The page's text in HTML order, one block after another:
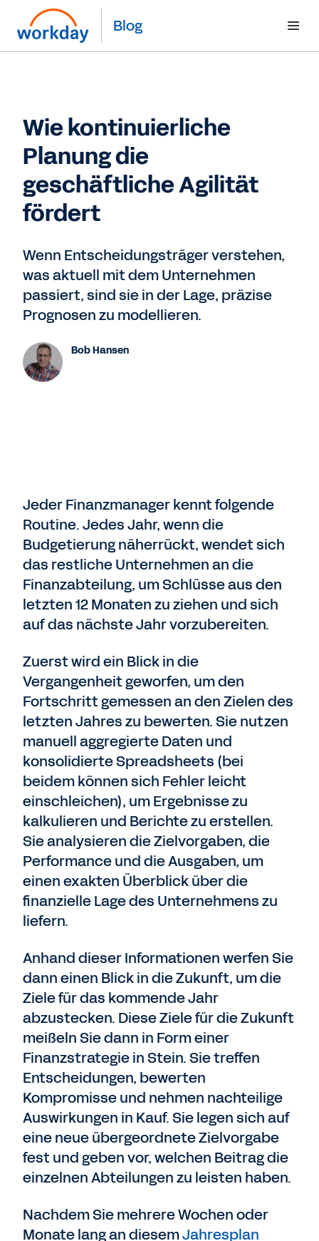
Blog
Wie kontinuierliche
Planung die
geschäftliche Agilität
fördert
Wenn Entscheidungsträger verstehen,
was aktuell mit dem Unternehmen
passiert, sind sie in der Lage, präzise
Prognosen zu modellieren.
Bob Hansen
Jeder Finanzmanager kennt folgende
Routine. Jedes Jahr, wenn die
Budgetierung näherrückt, wendet sich
das restliche Unternehmen an die
Finanzabteilung, um Schlüsse aus den
letzten 12 Monaten zu ziehen und sich
auf das nächste Jahr vorzubereiten.
Zuerst wird ein Blick in die
Vergangenheit geworfen, um den
Fortschritt gemessen an den Zielen des
letzten Jahres zu bewerten. Sie nutzen
manuell aggregierte Daten und
konsolidierte Spreadsheets (bei
beidem können sich Fehler leicht
einschleichen), um Ergebnisse zu
kalkulieren und Berichte zu erstellen.
Sie analysieren die Zielvorgaben, die
Performance und die Ausgaben, um
einen exakten Überblick über die
finanzielle Lage des Unternehmens zu
liefern.
Anhand dieser Informationen werfen Sie
dann einen Blick in die Zukunft, um die
Ziele für das kommende Jahr
abzustecken. Diese Ziele für die Zukunft
meißeln Sie dann in Form einer
Finanzstrategie in Stein. Sie treffen
Entscheidungen, bewerten
Kompromisse und nehmen nachteilige
Auswirkungen in Kauf. Sie legen sich auf
eine neue übergeordnete Zielvorgabe
fest und geben vor, welchen Beitrag die
einzelnen Abteilungen zu leisten haben.
Nachdem Sie mehrere Wochen oder
Monate lang an diesemJahresplan